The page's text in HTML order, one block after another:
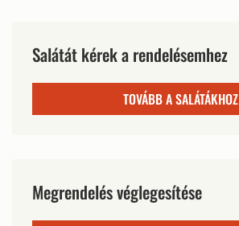
Salátát kérek a rendelésemhez
TOVÁBB A SALÁTÁKHOZ
Megrendelés véglegesítése